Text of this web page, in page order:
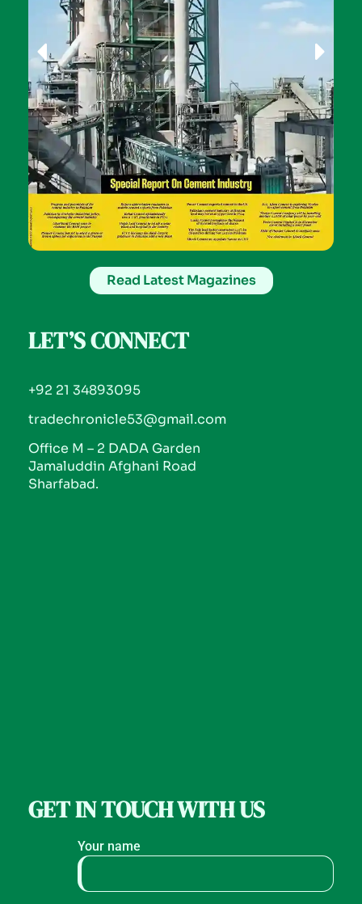
Read Latest Magazines
LET’S CONNECT
+92 21 34893095
tradechronicle53@gmail.com
Office M – 2 DADA Garden
Jamaluddin Afghani Road
Sharfabad.
GET IN TOUCH WITH US
Your name